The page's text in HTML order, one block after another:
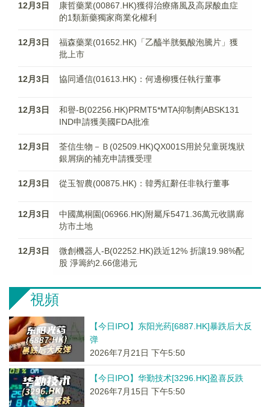
12月3日
康哲藥業(00867.HK)獲得治療痛風及高尿酸血症
的1類新藥獨家商業化權利
12月3日
福森藥業(01652.HK)「乙醯半胱氨酸泡騰片」獲
批上市
12月3日 協同通信(01613.HK)：何邊柳獲任執行董事
12月3日
和譽-B(02256.HK)PRMT5*MTA抑制劑ABSK131
IND申請獲美國FDA批准
12月3日
荃信生物－Ｂ(02509.HK)QX001S用於兒童斑塊狀
銀屑病的補充申請獲受理
12月3日 從玉智農(00875.HK)：韓秀紅辭任非執行董事
12月3日
中國萬桐園(06966.HK)附屬斥5471.36萬元收購廊
坊市土地
12月3日
微創機器人-B(02252.HK)跌近12% 折讓19.98%配
股 淨籌約2.66億港元
視頻
【今日IPO】东阳光药[6887.HK]暴跌后大反
弹
2026年7月21日 下午5:50
【今日IPO】华勤技术[3296.HK]盈喜反跌
2026年7月15日 下午5:50